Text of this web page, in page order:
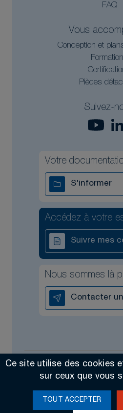
FAQ
Vous
Conception et
Pièces
Suivez-
Votre
S'informer
Accédez à votre
Suivre mes
Nous sommes là
Contacter
Tous droits réservés @2026
Ce site utilise des cookies
sur ceux que vous
TOUT ACCEPTER